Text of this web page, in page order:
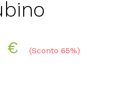
€ Sconto 65%